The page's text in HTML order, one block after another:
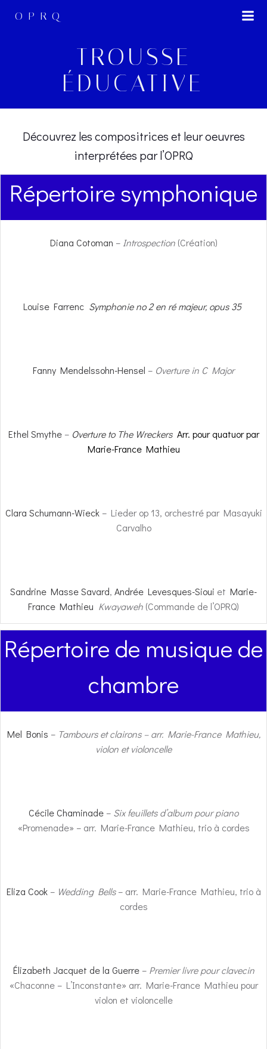
OPRQ
TROUSSE
ÉDUCATIVE
Découvrez les compositrices et leur oeuvres
interprétées par l’OPRQ
Répertoire symphonique
Diana Cotoman – Introspection(Création)
Louise Farrenc Symphonie no 2 en ré majeur, opus 35
Fanny Mendelssohn-Hensel – Overture in C Major
Ethel Smythe– Overture to The WreckersArr. pour quatuor par
Marie-France Mathieu
Clara Schumann-Wieck– Lieder op 13, orchestré par Masayuki
Carvalho
Sandrine Masse Savard, Andrée Levesques-Sioui et Marie-
France Mathieu Kwayaweh (Commande de l’OPRQ)
Répertoire de musique de
chambre
Mel Bonis – Tambours et clairons – arr. Marie-France Mathieu,
violon et violoncelle
Cécile Chaminade – Six feuillets d’album pour piano
«Promenade» – arr. Marie-France Mathieu, trio à cordes
Eliza Cook– Wedding Bells– arr. Marie-France Mathieu, trio à
cordes
Élizabeth Jacquet de la Guerre– Premier livre pour clavecin
«Chaconne – L’Inconstante» arr. Marie-France Mathieu pour
violon et violoncelle